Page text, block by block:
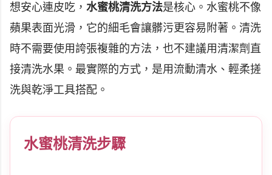
想安心連皮吃， 水蜜桃清洗方法是核心。水蜜桃不像
蘋果表面光滑，它的細毛會讓髒污更容易附著。清洗
時不需要使用誇張複雜的方法，也不建議用清潔劑直
接清洗水果。最實際的方式，是用流動清水、輕柔搓
洗與乾淨工具搭配。
水蜜桃清洗步驟